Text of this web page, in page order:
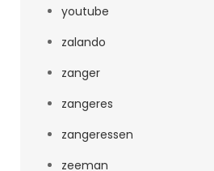
youtube
zalando
zanger
zangeres
zangeressen
zeeman